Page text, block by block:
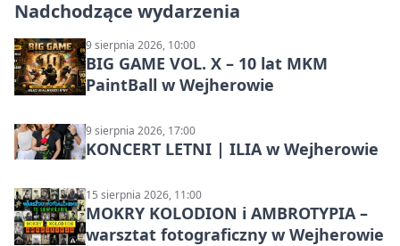
Nadchodzące wydarzenia
9 sierpnia 2026, 10:00
BIG GAME VOL. X – 10 lat MKM
PaintBall w Wejherowie
9 sierpnia 2026, 17:00
KONCERT LETNI | ILIA w Wejherowie
15 sierpnia 2026, 11:00
MOKRY KOLODION i AMBROTYPIA –
warsztat fotograficzny w Wejherowie